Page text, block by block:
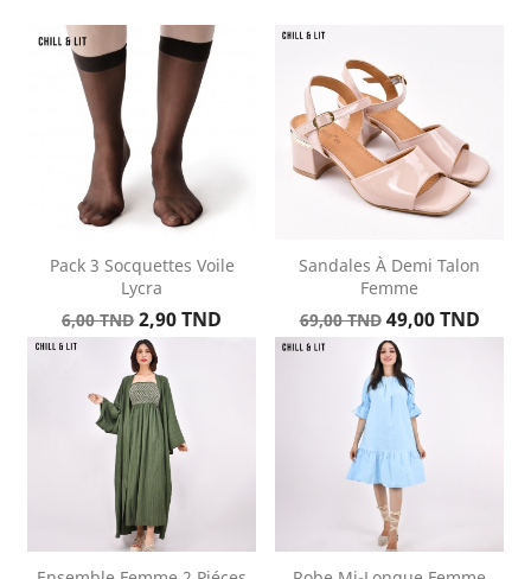
base
Pack 3 Socquettes Voile
Lycra
Prix
de
6,00 TND Prix
2,90 TND
Sandales À Demi Talon
Femme
Prix
de
69,00 TND Prix
49,00 TND